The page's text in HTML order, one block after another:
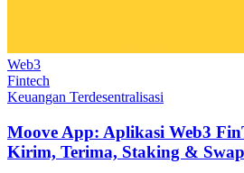
Web3
Fintech
Keuangan Terdesentralisasi
Moove App: Aplikasi Web3
Kirim, Terima, Staking &